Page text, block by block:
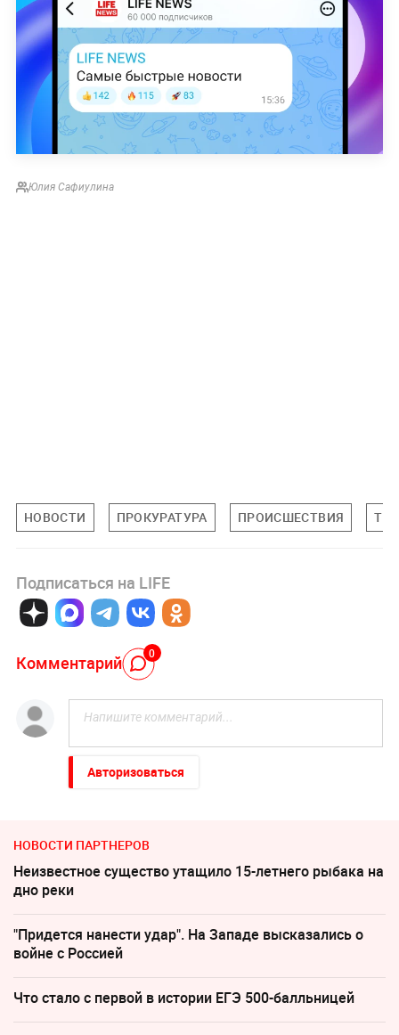
Юлия Сафиулина
НОВОСТИ ПРОКУРАТУРА ПРОИСШЕСТВИЯ
Подписаться на LIFE
Комментарий 0
Авторизоваться
НОВОСТИ ПАРТНЕРОВ
Неизвестное существо утащило 15-летнего рыбака на
дно реки
"Придется нанести удар". На Западе высказались о
войне с Россией
Что стало с первой в истории ЕГЭ 500-балльницей